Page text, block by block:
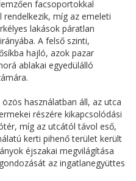
facsoportokkal
míg az emeleti
lakások páratlan
A felső szinti,
hajló, azok pazar
ablakai egyedülálló
használatban áll, az utca
részére kikapcsolódási
míg az utcától távol eső,
kerti pihenő terület került
éjszakai megvilágítása
az ingatlanegyüttes